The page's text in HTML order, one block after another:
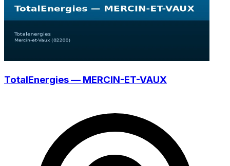
TotalEnergies — MERCIN-ET-VAUX